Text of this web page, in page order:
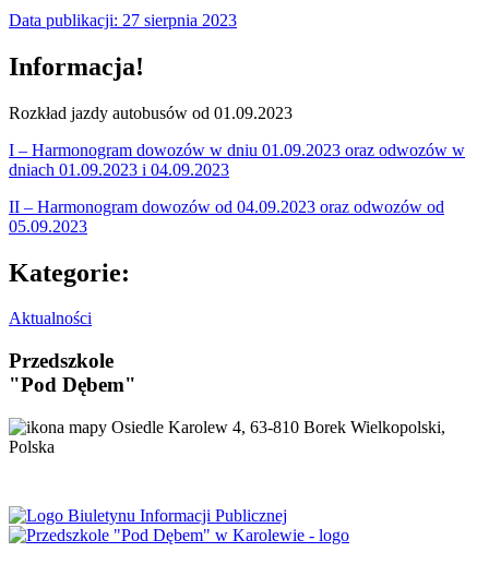
Data publikacji: 27 sierpnia 2023
Informacja!
Rozkład jazdy autobusów od 01.09.2023
I – Harmonogram dowozów w dniu 01.09.2023 oraz odwozów w
dniach 01.09.2023 i 04.09.2023
II – Harmonogram dowozów od 04.09.2023 oraz odwozów od
05.09.2023
Kategorie:
Aktualności
Przedszkole
"Pod Dębem"
Osiedle Karolew 4, 63-810 Borek Wielkopolski,
Polska